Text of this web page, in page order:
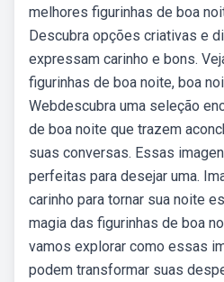
melhores figurinhas de boa
Descubra opções criativas e
expressam carinho e bons.
figurinhas de boa noite, boa
Webdescubra uma seleção
de boa noite que trazem
suas conversas. Essas
perfeitas para desejar uma.
carinho para tornar sua noite
magia das figurinhas de boa
vamos explorar como essas
podem transformar suas